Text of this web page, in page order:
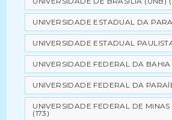
UNIVERSIDADE ESTADUAL DA
UNIVERSIDADE ESTADUAL
UNIVERSIDADE FEDERAL DA BAHIA
UNIVERSIDADE FEDERAL DA
UNIVERSIDADE FEDERAL DE MINAS
(173)